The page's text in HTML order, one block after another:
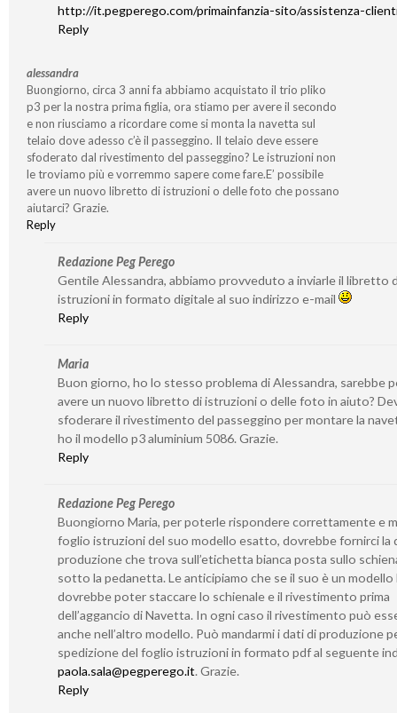
http://it.pegperego.com/primainfanzia-sito/assistenza-
Reply
alessandra
Buongiorno, circa 3 anni fa abbiamo acquistato il trio pliko
p3 per la nostra prima figlia, ora stiamo per avere il secondo
e non riusciamo a ricordare come si monta la navetta sul
telaio dove adesso c’è il passeggino. Il telaio deve essere
sfoderato dal rivestimento del passeggino? Le istruzioni non
le troviamo più e vorremmo sapere come fare.E’ possibile
avere un nuovo libretto di istruzioni o delle foto che possano
aiutarci? Grazie.
Reply
Redazione Peg Perego
Gentile Alessandra, abbiamo provveduto a inviarle il libretto
istruzioni in formato digitale al suo indirizzo e-mail
Reply
Maria
Buon giorno, ho lo stesso problema di Alessandra, sarebbe
avere un nuovo libretto di istruzioni o delle foto in aiuto?
sfoderare il rivestimento del passeggino per montare la
ho il modello p3 aluminium 5086. Grazie.
Reply
Redazione Peg Perego
Buongiorno Maria, per poterle rispondere correttamente e
foglio istruzioni del suo modello esatto, dovrebbe fornirci la
produzione che trova sull’etichetta bianca posta sullo
sotto la pedanetta. Le anticipiamo che se il suo è un modello
dovrebbe poter staccare lo schienale e il rivestimento prima
dell’aggancio di Navetta. In ogni caso il rivestimento può
anche nell’altro modello. Può mandarmi i dati di produzione
spedizione del foglio istruzioni in formato pdf al seguente
paola.sala@pegperego.it. Grazie.
Reply